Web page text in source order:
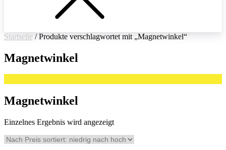
Startseite / Produkte verschlagwortet mit „Magnetwinkel“
Magnetwinkel
Magnetwinkel
Einzelnes Ergebnis wird angezeigt